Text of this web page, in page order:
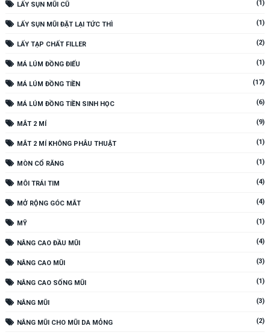
LẤY SỤN MŨI CŨ (1)
LẤY SỤN MŨI ĐẶT LẠI TỨC THÌ (1)
LẤY TẠP CHẤT FILLER (2)
MÁ LÚM ĐỒNG ĐIẾU (1)
MÁ LÚM ĐỒNG TIỀN (17)
MÁ LÚM ĐỒNG TIỀN SINH HỌC (6)
MẮT 2 MÍ (9)
MẮT 2 MÍ KHÔNG PHẪU THUẬT (1)
MÒN CỔ RĂNG (1)
MÔI TRÁI TIM (4)
MỞ RỘNG GÓC MẮT (4)
MỸ (1)
NÂNG CAO ĐẦU MŨI (4)
NÂNG CAO MŨI (3)
NÂNG CAO SỐNG MŨI (1)
NÂNG MŨI (3)
NÂNG MŨI CHO MŨI DA MỎNG (2)